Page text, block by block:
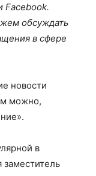
Facebook.
обсуждать
в сфере
новости
можно,
в
заместитель